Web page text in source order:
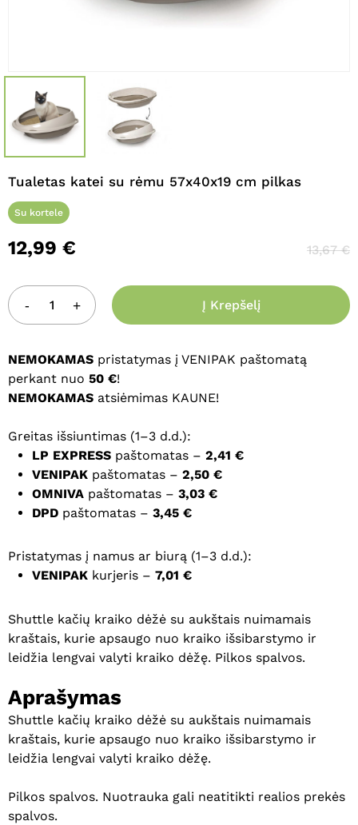
Tualetas katei su rėmu 57x40x19 cm pilkas
Su kortele
12,99 € 13,67€
Į Krepšelį
NEMOKAMAS pristatymas į VENIPAK paštomatą
perkant nuo 50 €!
NEMOKAMAS atsiėmimas KAUNE!
Greitas išsiuntimas (1–3 d.d.):
LP EXPRESS paštomatas – 2,41 €
VENIPAK paštomatas – 2,50 €
OMNIVA paštomatas – 3,03 €
DPD paštomatas – 3,45 €
Pristatymas į namus ar biurą (1–3 d.d.):
VENIPAK kurjeris – 7,01 €
Shuttle kačių kraiko dėžė su aukštais nuimamais
kraštais, kurie apsaugo nuo kraiko išsibarstymo ir
leidžia lengvai valyti kraiko dėžę. Pilkos spalvos.
Aprašymas
Shuttle kačių kraiko dėžė su aukštais nuimamais
kraštais, kurie apsaugo nuo kraiko išsibarstymo ir
leidžia lengvai valyti kraiko dėžę.
Pilkos spalvos. Nuotrauka gali neatitikti realios prekės
spalvos.
El. paštas
išsaugoti vardą, el. pašto adresą ir